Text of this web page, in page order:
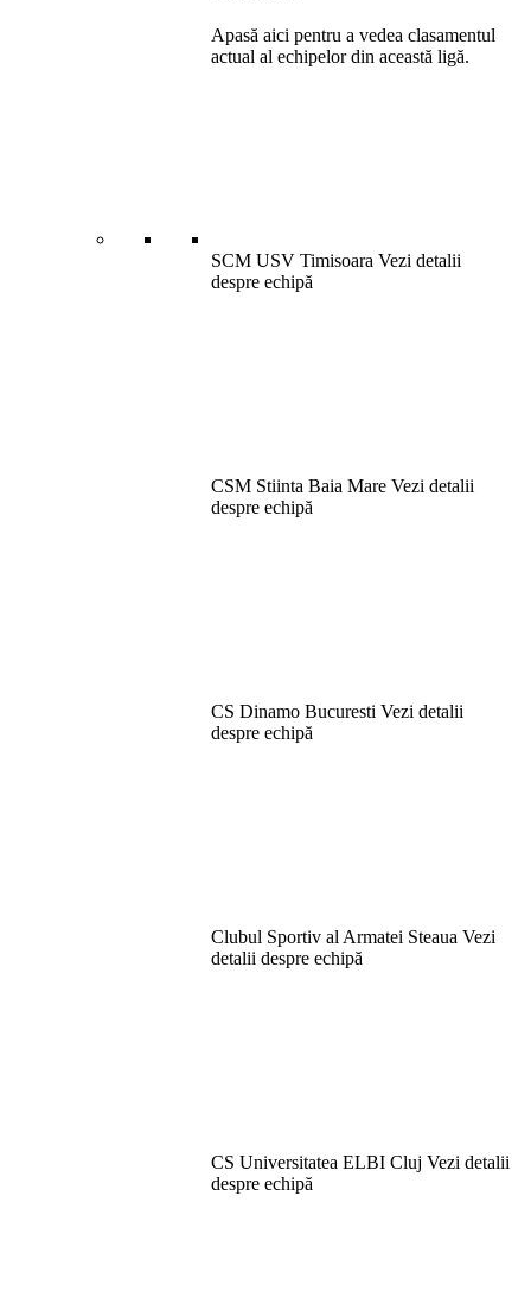
Apasă aici pentru a vedea clasamentul
actual al echipelor din această ligă.
SCM USV Timisoara Vezi detalii
despre echipă
CSM Stiinta Baia Mare Vezi detalii
despre echipă
CS Dinamo Bucuresti Vezi detalii
despre echipă
Clubul Sportiv al Armatei Steaua Vezi
detalii despre echipă
CS Universitatea ELBI Cluj Vezi detalii
despre echipă